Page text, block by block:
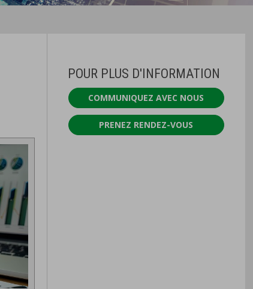
POUR PLUS D'INFORMATION
COMMUNIQUEZ AVEC NOUS
PRENEZ RENDEZ-VOUS